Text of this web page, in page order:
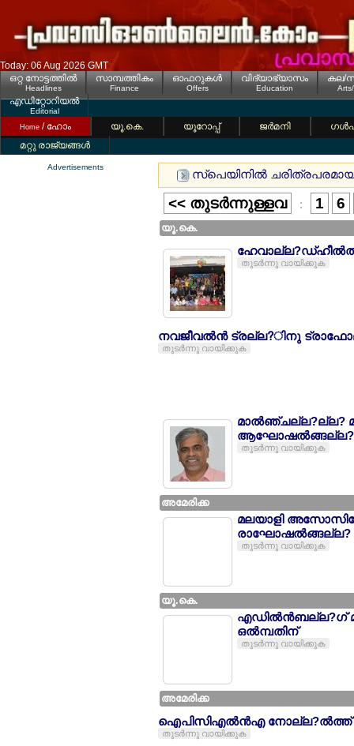
Today: 06 Aug 2026 GMT
ഒറ്റ നോട്ടത്തില്‍
Headlines
സാമ്പത്തികം
Finance
ഓഫറുകള്‍
Offers
വിദ്യാഭ്യാസം
Education
കല/
എഡിറ്റോറിയല്‍
Editorial
Home / ഹോം യൂ.കെ. യൂറോപ്പ് ജര്‍മനി
മറ്റു രാജ്യങ്ങള്‍
Advertisements
സ്പെയിനില്‍
<< തുടര്‍ന്നുള്ളവ : 1 6
യൂ.കെ.
തുടര്‍ന്നു വായിക്കുക
നവജീവല്‍ന്‍ ട്രല്ല?ിനു
തുടര്‍ന്നു വായിക്കുക
മാല്‍ഞ്ചല്ല?ല്ല?
ആഘോഷല്‍ങ്ങല്ല?
തുടര്‍ന്നു വായിക്കുക
അമേരിക്ക
മലയാളി
രാഘോഷല്‍ങ്ങല്ല?
തുടര്‍ന്നു വായിക്കുക
യൂ.കെ.
എഡില്‍ന്‍ബല്ല?ഗ്
ഒല്‍മ്പതിന്
തുടര്‍ന്നു വായിക്കുക
അമേരിക്ക
ഐപിസിഎല്‍ന്‍എ നോല്ല?ല്‍ത്ത്
തുടര്‍ന്നു വായിക്കുക